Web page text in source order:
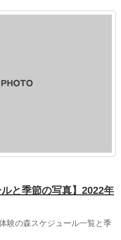
ルと季節の写真】2022年
験の森スケジュール一覧と季